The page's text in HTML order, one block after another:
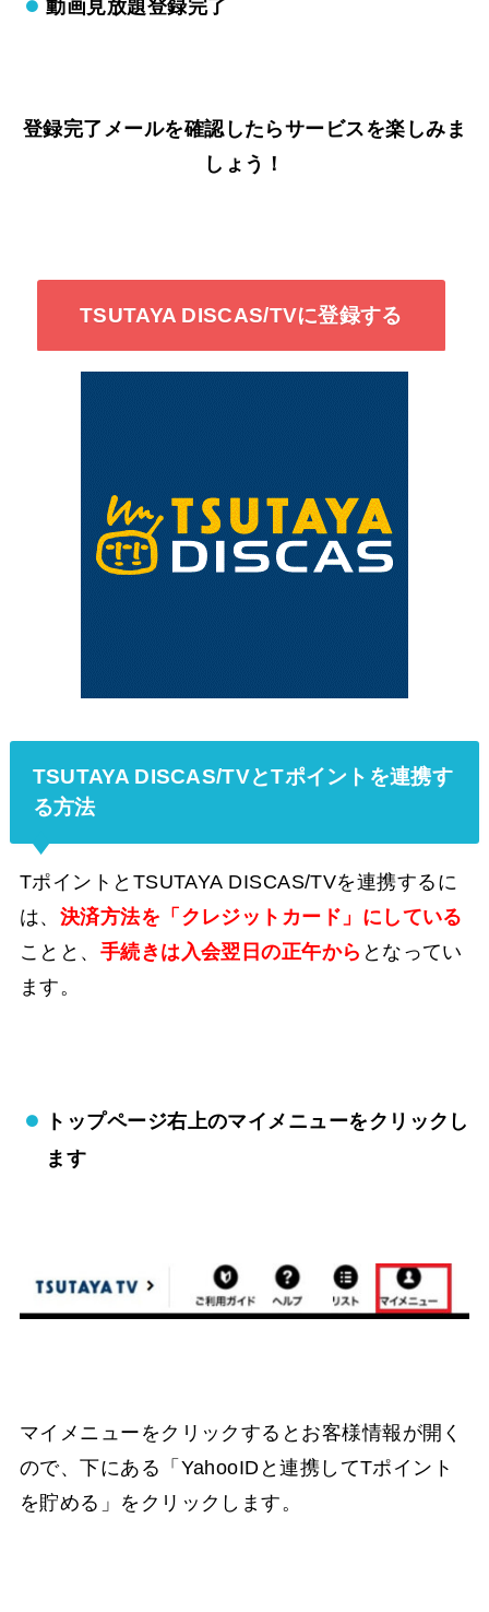
動画見放題登録完了
登録完了メールを確認したらサービスを楽しみま
しょう！
TSUTAYA DISCAS/TVに登録する
TSUTAYA DISCAS/TVとTポイントを連携す
る方法
TポイントとTSUTAYA DISCAS/TVを連携するに
は、 決済方法を「クレジットカード」にしている
ことと、 手続きは入会翌日の正午から となってい
ます。
トップページ右上のマイメニューをクリックし
ます
マイメニューをクリックするとお客様情報が開く
ので、下にある「YahooIDと連携してTポイント
を貯める」をクリックします。